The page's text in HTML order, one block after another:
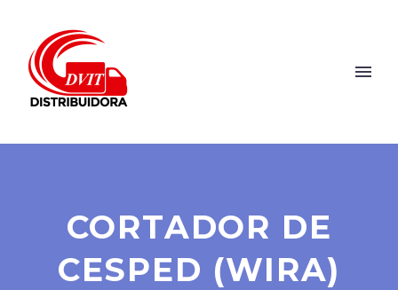
CORTADOR DE
CESPED (WIRA)